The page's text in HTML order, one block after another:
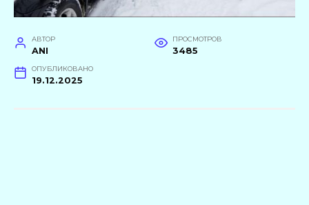
АВТОР
ANI
ПРОСМОТРОВ
3485
ОПУБЛИКОВАНО
19.12.2025